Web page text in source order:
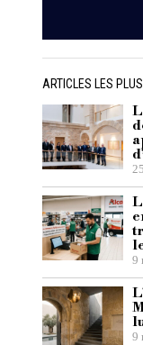
ARTICLES LES
9
9